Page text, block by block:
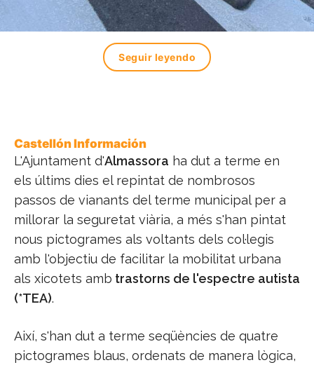
Seguir leyendo
Castellón Información
L'Ajuntament d'Almassora ha dut a terme en
els últims dies el repintat de nombrosos
passos de vianants del terme municipal per a
millorar la seguretat viària, a més s'han pintat
nous pictogrames als voltants dels col·legis
amb l'objectiu de facilitar la mobilitat urbana
als xicotets amb trastorns de l'espectre autista
(*TEA).
Així, s'han dut a terme seqüències de quatre
pictogrames blaus, ordenats de manera lògica,